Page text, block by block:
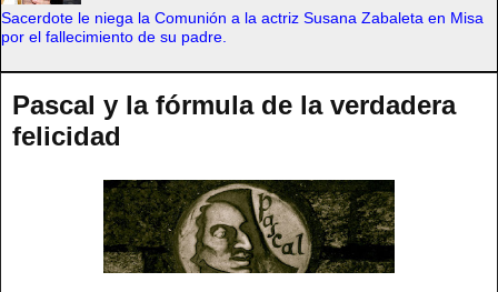
Sacerdote le niega la Comunión a la actriz Susana Zabaleta en Misa
por el fallecimiento de su padre.
Pascal y la fórmula de la verdadera
felicidad